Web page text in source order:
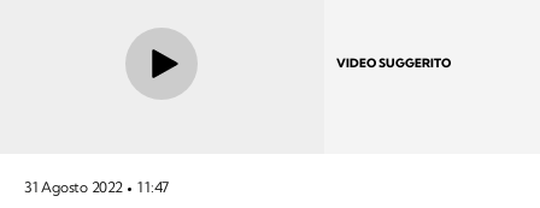
VIDEO SUGGERITO
31 Agosto 2022 11:47